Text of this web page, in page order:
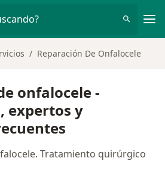
Reparación De Onfalocele
onfalocele -
expertos y
Tratamiento quirúrgico